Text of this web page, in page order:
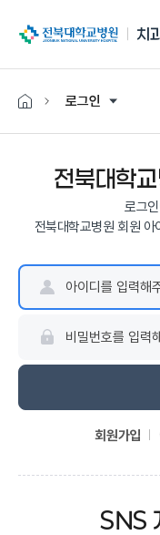
전북대학교병원
치
로그인
전북대학
로그
전북대학교병원 회원
로그인
회원가입
SNS